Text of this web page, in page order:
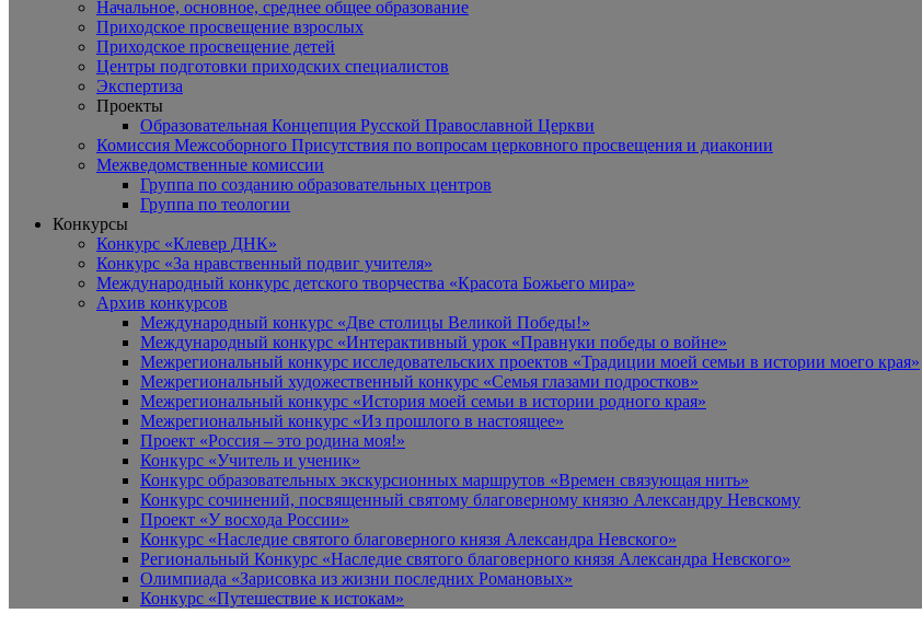
Начальное, основное, среднее общее образование
Приходское просвещение взрослых
Приходское просвещение детей
Центры подготовки приходских специалистов
Экспертиза
Проекты
Образовательная Концепция Русской Православной Церкви
Комиссия Межсоборного Присутствия по вопросам церковного просвещения и диаконии
Межведомственные комиссии
Группа по созданию образовательных центров
Группа по теологии
Конкурсы
Конкурс «Клевер ДНК»
Конкурс «За нравственный подвиг учителя»
Международный конкурс детского творчества «Красота Божьего мира»
Архив конкурсов
Международный конкурс «Две столицы Великой Победы!»
Международный конкурс «Интерактивный урок «Правнуки победы о войне»
Межрегиональный конкурс исследовательских проектов «Традиции моей семьи в истории моего края»
Межрегиональный художественный конкурс «Семья глазами подростков»
Межрегиональный конкурс «История моей семьи в истории родного края»
Межрегиональный конкурс «Из прошлого в настоящее»
Проект «Россия – это родина моя!»
Конкурс «Учитель и ученик»
Конкурс образовательных экскурсионных маршрутов «Времен связующая нить»
Конкурс сочинений, посвященный святому благоверному князю Александру Невскому
Проект «У восхода России»
Конкурс «Наследие святого благоверного князя Александра Невского»
Региональный Конкурс «Наследие святого благоверного князя Александра Невского»
Олимпиада «Зарисовка из жизни последних Романовых»
Конкурс «Путешествие к истокам»